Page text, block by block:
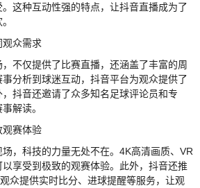
这种互动性强的特点，让抖音直播成为了
观众需求
不仅提供了比赛直播，还涵盖了丰富的周
分析到球迷互动，抖音平台为观众提供了
抖音还邀请了众多知名足球评论员和专
解读。
观赛体验
，科技的力量无处不在。4K高清画质、VR
享受到极致的观赛体验。此外，抖音还推
众提供实时比分、进球提醒等服务，让观